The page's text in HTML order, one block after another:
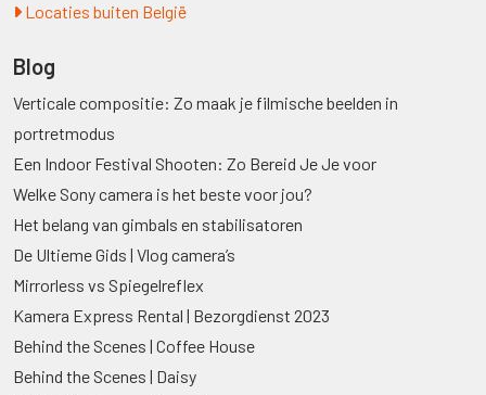
Locaties buiten België
Blog
Verticale compositie: Zo maak je filmische beelden in
portretmodus
Een Indoor Festival Shooten: Zo Bereid Je Je voor
Welke Sony camera is het beste voor jou?
Het belang van gimbals en stabilisatoren
De Ultieme Gids | Vlog camera’s
Mirrorless vs Spiegelreflex
Kamera Express Rental | Bezorgdienst 2023
Behind the Scenes | Coffee House
Behind the Scenes | Daisy